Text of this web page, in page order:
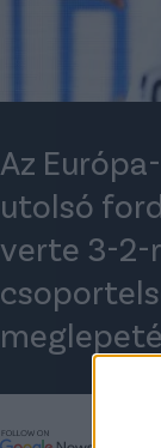
Az
utolsó
verte 3-2-